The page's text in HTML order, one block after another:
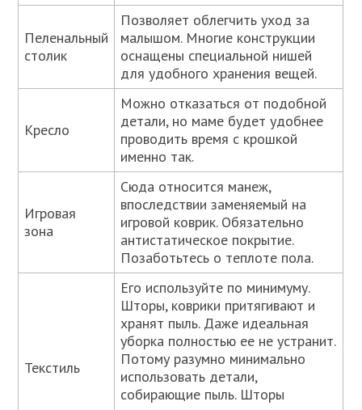
Пеленальный
столик
Позволяет облегчить уход за
малышом. Многие конструкции
оснащены специальной нишей
для удобного хранения вещей.
Кресло
Можно отказаться от подобной
детали, но маме будет удобнее
проводить время с крошкой
именно так.
Игровая
зона
Сюда относится манеж,
впоследствии заменяемый на
игровой коврик. Обязательно
антистатическое покрытие.
Позаботьтесь о теплоте пола.
Текстиль
Его используйте по минимуму.
Шторы, коврики притягивают и
хранят пыль. Даже идеальная
уборка полностью ее не устранит.
Потому разумно минимально
использовать детали,
собирающие пыль. Шторы